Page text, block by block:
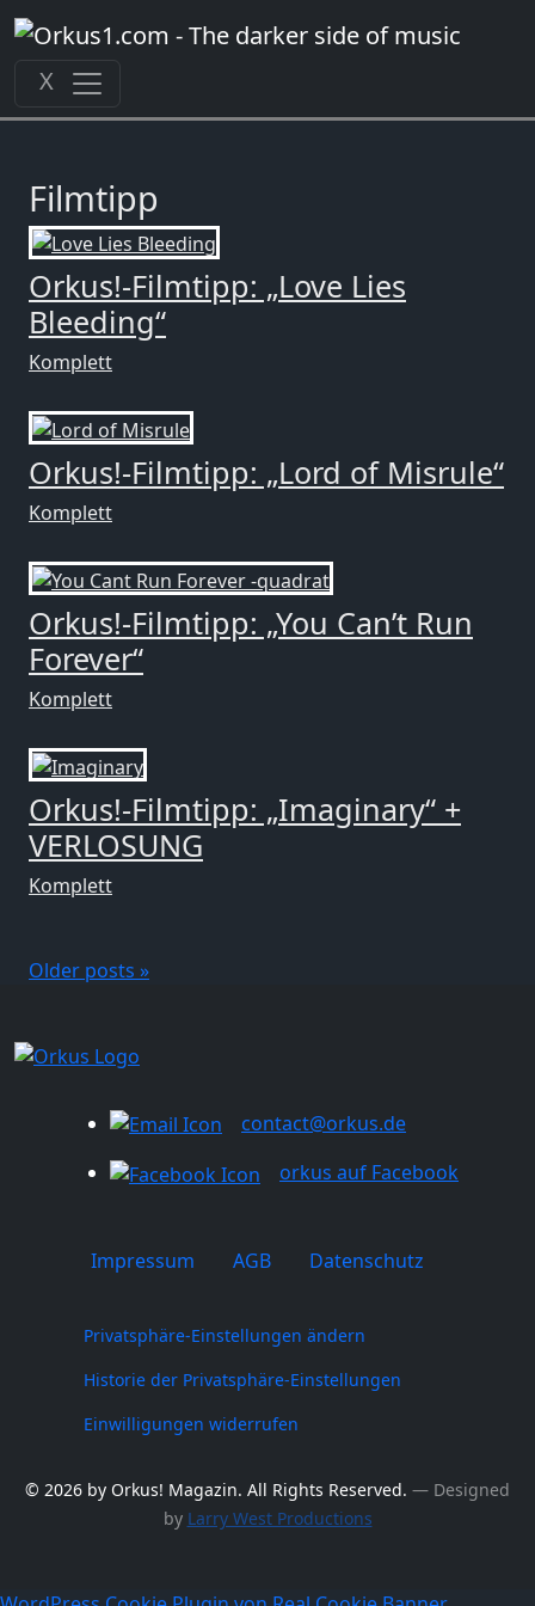
Zum
Inhalt
springen
X
Filmtipp
Orkus!-Filmtipp: „Love Lies
Bleeding“
Komplett
Orkus!-Filmtipp: „Lord of Misrule“
Komplett
Orkus!-Filmtipp: „You Can’t Run
Forever“
Komplett
Orkus!-Filmtipp: „Imaginary“ +
VERLOSUNG
Komplett
Older posts »
contact@orkus.de
orkus auf Facebook
Impressum AGB Datenschutz
Privatsphäre-Einstellungen ändern
Historie der Privatsphäre-Einstellungen
Einwilligungen widerrufen
© 2026 by Orkus! Magazin. All Rights Reserved. ― Designed
by Larry West Productions